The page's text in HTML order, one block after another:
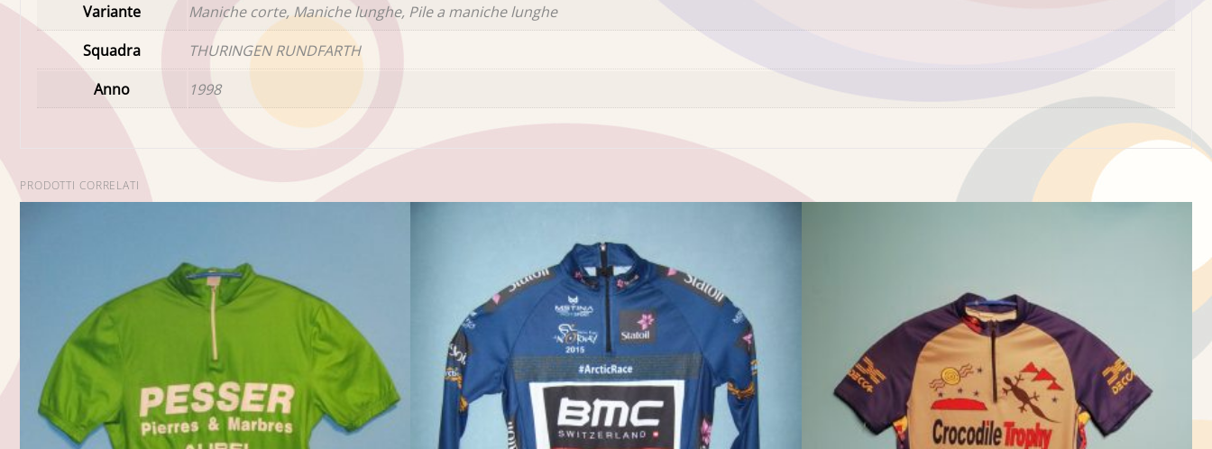
Variante
Maniche corte, Maniche lunghe, Pile a maniche lunghe
Squadra
THURINGEN RUNDFARTH
Anno
1998
PRODOTTI CORRELATI